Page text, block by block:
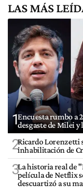
LAS MÁS
1Encuesta rumbo a
desgaste de Milei
2Ricardo Lorenzetti
inhabilitación de
3La historia real de
película de Netflix
descuartizó a su